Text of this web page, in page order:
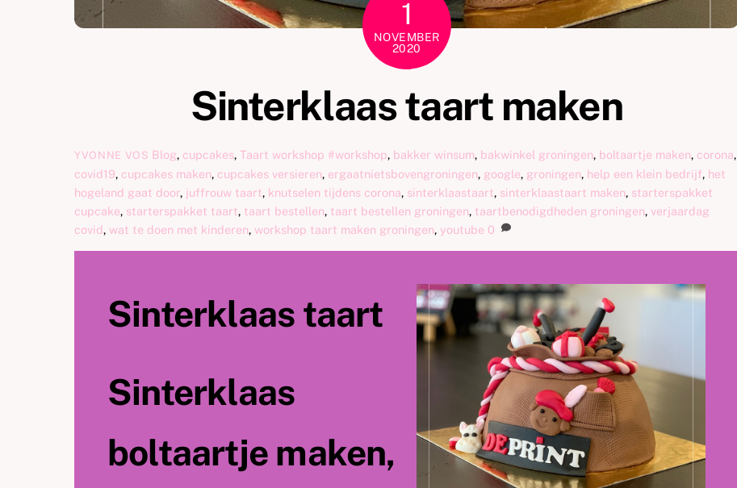
1
NOVEMBER
2020
Sinterklaas taart maken
YVONNE VOS Blog, cupcakes,Taart workshop #workshop, bakker winsum, bakwinkel groningen, boltaartje maken, corona,
covid19, cupcakes maken, cupcakes versieren, ergaatnietsbovengroningen, google, groningen, help een klein bedrijf, het
hogeland gaat door, juffrouw taart, knutselen tijdens corona, sinterklaastaart, sinterklaastaart maken, starterspakket
cupcake, starterspakket taart, taart bestellen, taart bestellen groningen, taartbenodigdheden groningen, verjaardag
covid, wat te doen met kinderen, workshop taart maken groningen, youtube 0
Sinterklaas taart
Sinterklaas
boltaartje maken,